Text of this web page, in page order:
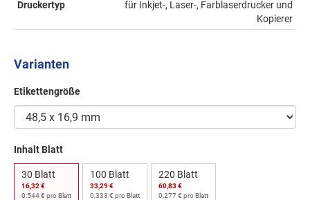
Druckertyp
für Inkjet-, Laser-, Farblaserdrucker und
Kopierer
Varianten
Etikettengröße
Inhalt Blatt
30 Blatt
16,32 €
0,544 € pro Blatt
100 Blatt
33,29 €
0,333 € pro Blatt
220 Blatt
60,83 €
0,277 € pro Blatt